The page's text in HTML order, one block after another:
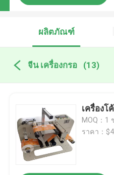
ผลิตภัณฑ์
จีน เครื่องกรอ (13)
เครื่องโ
MOQ：1
ราคา：